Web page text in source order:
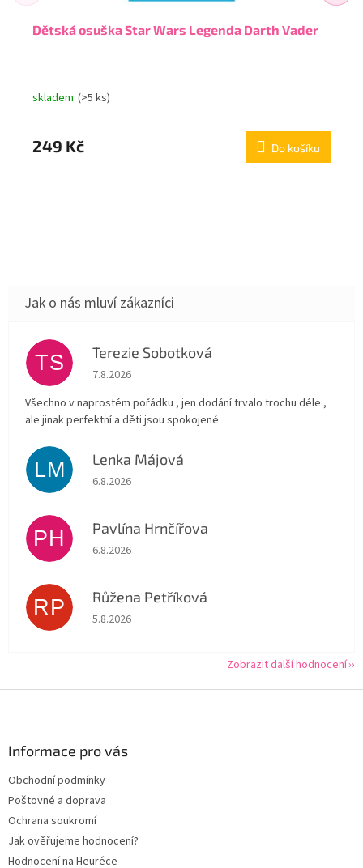
Dětská osuška Star Wars Legenda Darth Vader
skladem (>5 ks)
249 Kč Do košíku
TS Terezie Sobotková
Hodnocení obchodu je 5 z 5 hvězdiček.
7.8.2026
Všechno v naprostém pořádku , jen dodání trvalo trochu déle ,
ale jinak perfektní a děti jsou spokojené
LM Lenka Májová
Hodnocení obchodu je 5 z 5 hvězdiček.
6.8.2026
PH Pavlína Hrnčířova
Hodnocení obchodu je 5 z 5 hvězdiček.
6.8.2026
RP Růžena Petříková
Hodnocení obchodu je 5 z 5 hvězdiček.
5.8.2026
Zobrazit další hodnocení
Informace pro vás
Obchodní podmínky
Poštovné a doprava
Ochrana soukromí
Jak ověřujeme hodnocení?
Hodnocení na Heuréce